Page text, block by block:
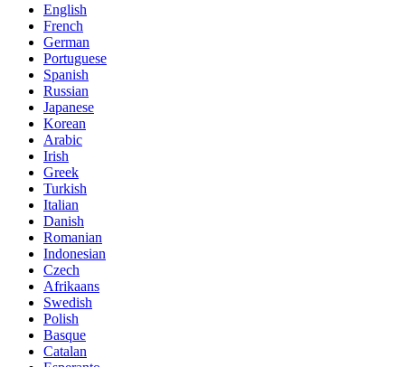
English
French
German
Portuguese
Spanish
Russian
Japanese
Korean
Arabic
Irish
Greek
Turkish
Italian
Danish
Romanian
Indonesian
Czech
Afrikaans
Swedish
Polish
Basque
Catalan